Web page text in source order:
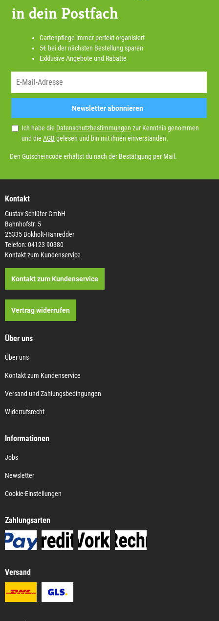
in dein Postfach
Gartenpflege immer perfekt organisiert
5€ bei der nächsten Bestellung sparen
Exklusive Angebote und Rabatte
Newsletter abonnieren
Ich habe die Datenschutzbestimmungen zur Kenntnis genommen
und die AGB gelesen und bin mit ihnen einverstanden.
Den Gutscheincode erhältst du nach der Bestätigung per Mail.
Kontakt
Gustav Schlüter GmbH
Bahnhofstr. 5
25335 Bokholt-Hanredder
Telefon: 04123 90380
Kontakt zum Kundenservice
Kontakt zum Kundenservice
Vertrag widerrufen
Über uns
Über uns
Kontakt zum Kundenservice
Versand und Zahlungsbedingungen
Widerrufsrecht
Informationen
Jobs
Newsletter
Cookie-Einstellungen
Zahlungsarten
Versand